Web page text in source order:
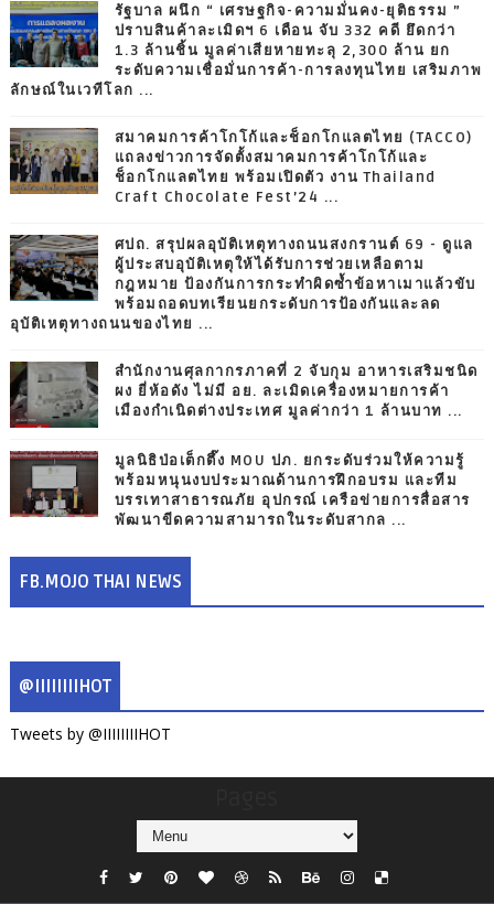
รัฐบาล ผนึก “ เศรษฐกิจ-ความมั่นคง-ยุติธรรม ”
ปราบสินค้าละเมิดฯ 6 เดือน จับ 332 คดี ยึดกว่า
1.3 ล้านชิ้น มูลค่าเสียหายทะลุ 2,300 ล้าน ยก
ระดับความเชื่อมั่นการค้า-การลงทุนไทย เสริมภาพ
ลักษณ์ในเวทีโลก ...
สมาคมการค้าโกโก้และช็อกโกแลตไทย (TACCO)
แถลงข่าวการจัดตั้งสมาคมการค้าโกโก้และ
ช็อกโกแลตไทย พร้อมเปิดตัว งาน Thailand
Craft Chocolate Fest’24 ...
ศปถ. สรุปผลอุบัติเหตุทางถนนสงกรานต์ 69 - ดูแล
ผู้ประสบอุบัติเหตุให้ได้รับการช่วยเหลือตาม
กฎหมาย ป้องกันการกระทำผิดซ้ำข้อหาเมาแล้วขับ
พร้อมถอดบทเรียนยกระดับการป้องกันและลด
อุบัติเหตุทางถนนของไทย ...
สำนักงานศุลกากรภาคที่ 2 จับกุม อาหารเสริมชนิด
ผง ยี่ห้อดัง ไม่มี อย. ละเมิดเครื่องหมายการค้า
เมืองกำเนิดต่างประเทศ มูลค่ากว่า 1 ล้านบาท ...
มูลนิธิป่อเต็กตึ๊ง MOU ปภ. ยกระดับร่วมให้ความรู้
พร้อมหนุนงบประมาณด้านการฝึกอบรม และทีม
บรรเทาสาธารณภัย อุปกรณ์ เครือข่ายการสื่อสาร
พัฒนาขีดความสามารถในระดับสากล ...
FB.MOJO THAI NEWS
@IIIIIIIIHOT
Tweets by @IIIIIIIIHOT